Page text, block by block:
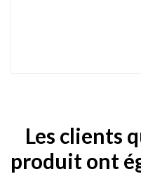
Les clients
produit ont